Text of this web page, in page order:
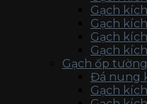
Gạch
Gạch
Gạch
Gạch
Gạch ốp tường
Đá nung
Gạch